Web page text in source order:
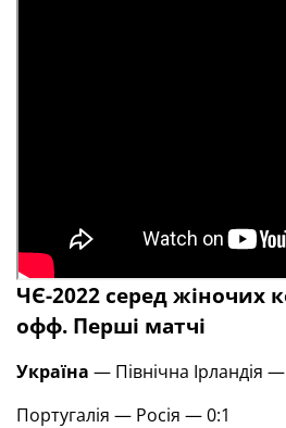
ЧЄ-2022 серед жіночих
офф. Перші матчі
Україна — Північна Ірландія
Португалія — Росія — 0:1